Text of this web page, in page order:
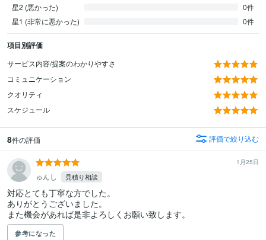
星2 (悪かった)
0件
星1 (非常に悪かった)
0件
項目別評価
サービス内容/提案のわかりやすさ
コミュニケーション
クオリティ
スケジュール
8件の評価 評価で絞り込む
1月25日
ゅんし 見積り相談
対応とても丁寧な方でした。
ありがとうございました。
また機会があれば是非よろしくお願い致します。
参考になった